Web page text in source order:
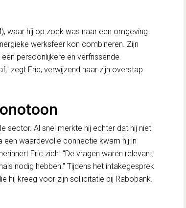
waar hij op zoek was naar een omgeving
werksfeer kon combineren. Zijn
persoonlijkere en verfrissende
zegt Eric, verwijzend naar zijn overstap
sector. Al snel merkte hij echter dat hij niet
een waardevolle connectie kwam hij in
Eric zich. "De vragen waren relevant,
nodig hebben." Tijdens het intakegesprek
hij kreeg voor zijn sollicitatie bij Rabobank.